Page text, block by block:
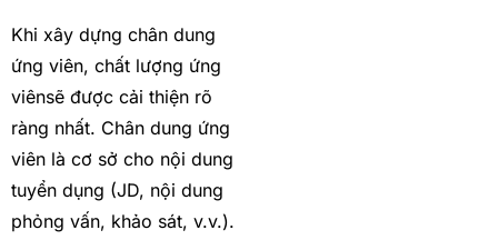
Khi xây dựng chân dung
ứng viên, chất lượng ứng
viênsẽ được cải thiện rõ
ràng nhất. Chân dung ứng
viên là cơ sở cho nội dung
tuyển dụng (JD, nội dung
phỏng vấn, khảo sát, v.v.).